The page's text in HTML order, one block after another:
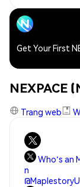
Get Your First
NEXPACE
Trang web
Who's an
n